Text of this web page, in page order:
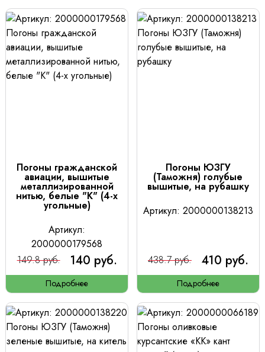
Погоны гражданской
авиации, вышитые
металлизированной
нитью, белые "К" (4-х
угольные)
Артикул:
2000000179568
149.8 руб.
140 руб.
Подробнее
Погоны ЮЗГУ
(Таможня) голубые
вышитые, на рубашку
Артикул: 2000000138213
438.7 руб. 410 руб.
Подробнее